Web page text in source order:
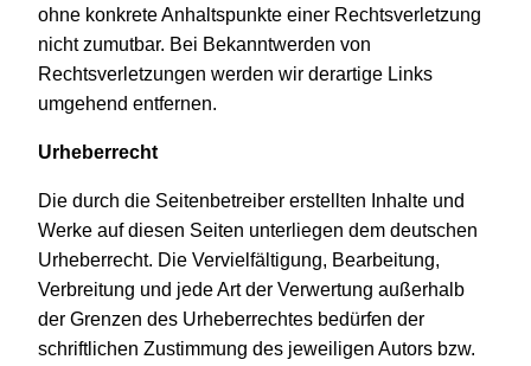
ohne konkrete Anhaltspunkte einer Rechtsverletzung
nicht zumutbar. Bei Bekanntwerden von
Rechtsverletzungen werden wir derartige Links
umgehend entfernen.
Urheberrecht
Die durch die Seitenbetreiber erstellten Inhalte und
Werke auf diesen Seiten unterliegen dem deutschen
Urheberrecht. Die Vervielfältigung, Bearbeitung,
Verbreitung und jede Art der Verwertung außerhalb
der Grenzen des Urheberrechtes bedürfen der
schriftlichen Zustimmung des jeweiligen Autors bzw.